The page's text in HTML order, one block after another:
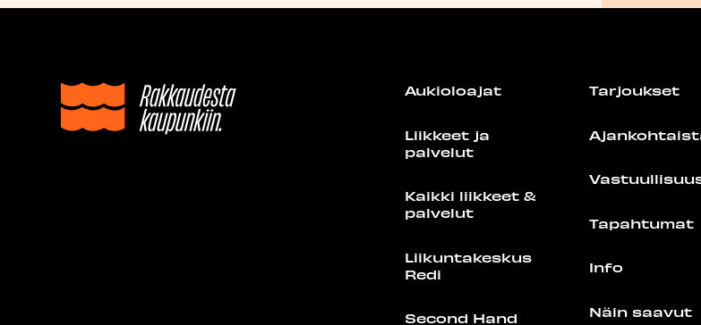
Aukioloajat
Liikkeet ja
palvelut
Kaikki liikkeet &
palvelut
Liikuntakeskus
Redi
Second Hand
Tarjoukset
Tapahtumat
Info
Näin saavut